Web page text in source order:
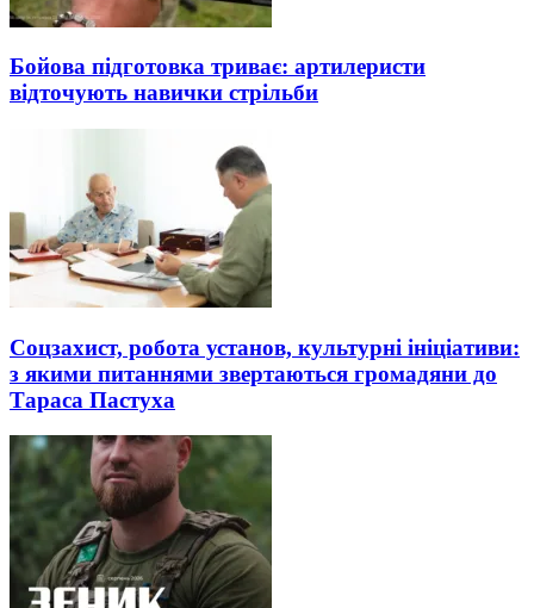
Бойова підготовка триває: артилеристи
відточують навички стрільби
Соцзахист, робота установ, культурні ініціативи:
з якими питаннями звертаються громадяни до
Тараса Пастуха